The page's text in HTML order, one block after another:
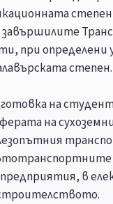
степен
при определени
степен.
на
на
в